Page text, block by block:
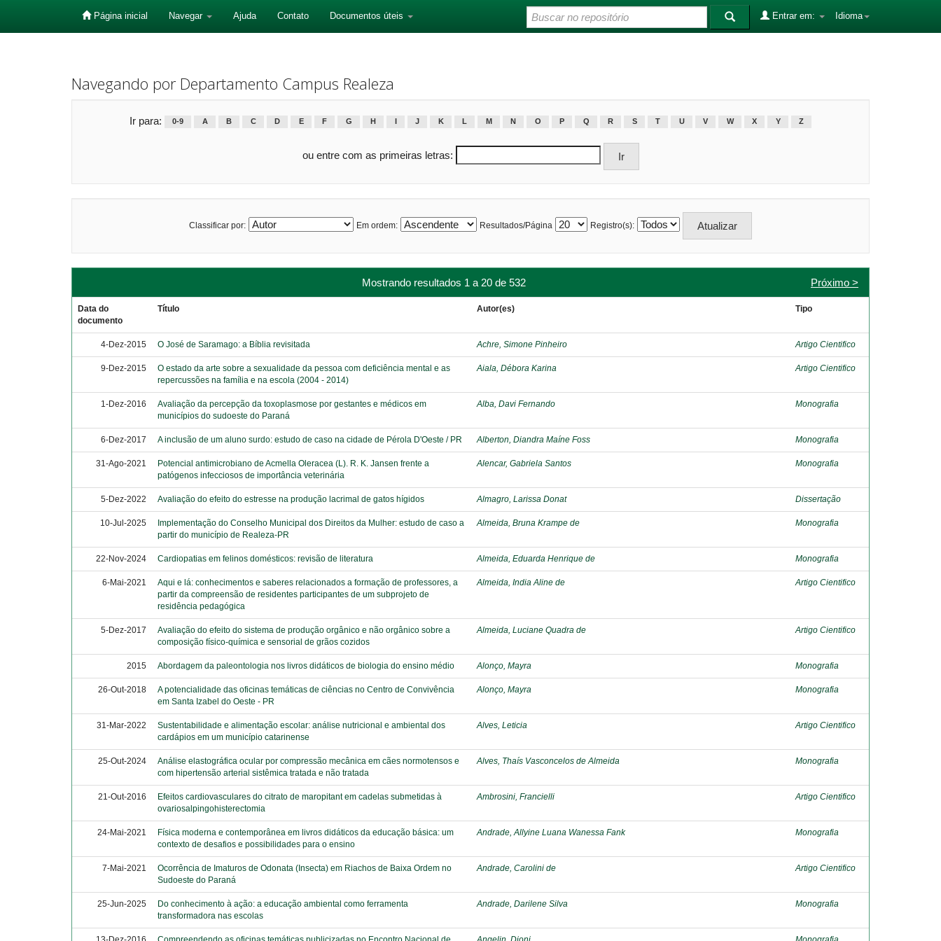
Página inicial Navegar Ajuda Contato Documentos úteis Idioma
Entrar em:
Navegando por Departamento Campus Realeza
Ir para: 0-9 A B C D E F G H J K L M N O P Q R S T U V W X Y Z
ou entre com as primeiras letras:
Classificar por: Em ordem: Resultados/Página Registro(s):
Mostrando resultados 1 a 20 de 532 Próximo >
Data do
documento
Título Autor(es) Tipo
4-Dez-2015 O José de Saramago: a Bíblia revisitada Achre, Simone Pinheiro Artigo Cientifico
9-Dez-2015
O estado da arte sobre a sexualidade da pessoa com deficiência mental e as
repercussões na família e na escola (2004 - 2014)
Aiala, Débora Karina Artigo Cientifico
1-Dez-2016
Avaliação da percepção da toxoplasmose por gestantes e médicos em
municípios do sudoeste do Paraná
Alba, Davi Fernando Monografia
6-Dez-2017 A inclusão de um aluno surdo: estudo de caso na cidade de Pérola D'Oeste / PR Alberton, Diandra Maíne Foss Monografia
31-Ago-2021
Potencial antimicrobiano de Acmella Oleracea (L). R. K. Jansen frente a
patógenos infecciosos de importância veterinária
Alencar, Gabriela Santos Monografia
5-Dez-2022 Avaliação do efeito do estresse na produção lacrimal de gatos hígidos Almagro, Larissa Donat Dissertação
10-Jul-2025
Implementação do Conselho Municipal dos Direitos da Mulher: estudo de caso a
partir do município de Realeza-PR
Almeida, Bruna Krampe de Monografia
22-Nov-2024 Cardiopatias em felinos domésticos: revisão de literatura Almeida, Eduarda Henrique de Monografia
6-Mai-2021
Aqui e lá: conhecimentos e saberes relacionados a formação de professores, a
partir da compreensão de residentes participantes de um subprojeto de
residência pedagógica
Almeida, India Aline de Artigo Cientifico
5-Dez-2017
Avaliação do efeito do sistema de produção orgânico e não orgânico sobre a
composição físico-química e sensorial de grãos cozidos
Almeida, Luciane Quadra de Artigo Cientifico
2015 Abordagem da paleontologia nos livros didáticos de biologia do ensino médio Alonço, Mayra Monografia
26-Out-2018
A potencialidade das oficinas temáticas de ciências no Centro de Convivência
em Santa Izabel do Oeste - PR
Alonço, Mayra Monografia
31-Mar-2022
Sustentabilidade e alimentação escolar: análise nutricional e ambiental dos
cardápios em um município catarinense
Alves, Leticia Artigo Cientifico
25-Out-2024
Análise elastográfica ocular por compressão mecânica em cães normotensos e
com hipertensão arterial sistêmica tratada e não tratada
Alves, Thaís Vasconcelos de Almeida Monografia
21-Out-2016
Efeitos cardiovasculares do citrato de maropitant em cadelas submetidas à
ovariosalpingohisterectomia
Ambrosini, Francielli Artigo Cientifico
24-Mai-2021
Física moderna e contemporânea em livros didáticos da educação básica: um
contexto de desafios e possibilidades para o ensino
Andrade, Allyine Luana Wanessa Fank Monografia
7-Mai-2021
Ocorrência de Imaturos de Odonata (Insecta) em Riachos de Baixa Ordem no
Sudoeste do Paraná
Andrade, Carolini de Artigo Cientifico
25-Jun-2025
Do conhecimento à ação: a educação ambiental como ferramenta
transformadora nas escolas
Andrade, Darilene Silva Monografia